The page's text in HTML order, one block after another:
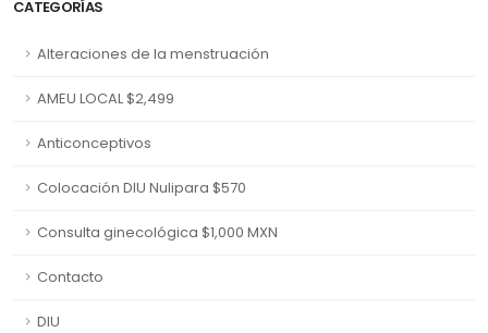
CATEGORÍAS
Alteraciones de la menstruación
AMEU LOCAL $2,499
Anticonceptivos
Colocación DIU Nulipara $570
Consulta ginecológica $1,000 MXN
Contacto
DIU